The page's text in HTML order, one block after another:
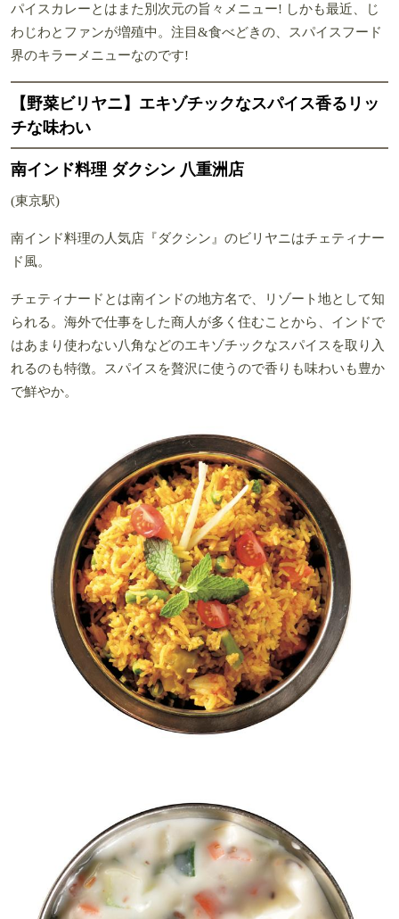
パイスカレーとはまた別次元の旨々メニュー! しかも最近、じ
わじわとファンが増殖中。注目&食べどきの、スパイスフード
界のキラーメニューなのです!
【野菜ビリヤニ】エキゾチックなスパイス香るリッ
チな味わい
南インド料理 ダクシン 八重洲店
(東京駅)
南インド料理の人気店『ダクシン』のビリヤニはチェティナー
ド風。
チェティナードとは南インドの地方名で、リゾート地として知
られる。海外で仕事をした商人が多く住むことから、インドで
はあまり使わない八角などのエキゾチックなスパイスを取り入
れるのも特徴。スパイスを贅沢に使うので香りも味わいも豊か
で鮮やか。